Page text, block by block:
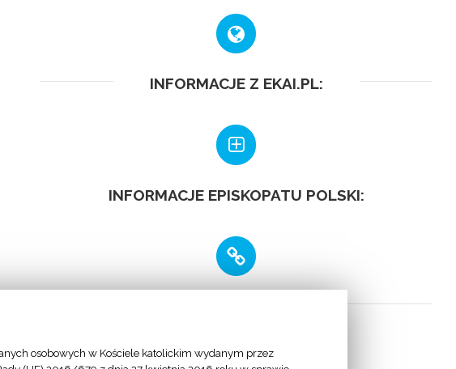
INFORMACJE Z EKAI.PL:
INFORMACJE EPISKOPATU POLSKI:
- Stolica Apostolska
osobowych w Kościele katolickim wydanym przez